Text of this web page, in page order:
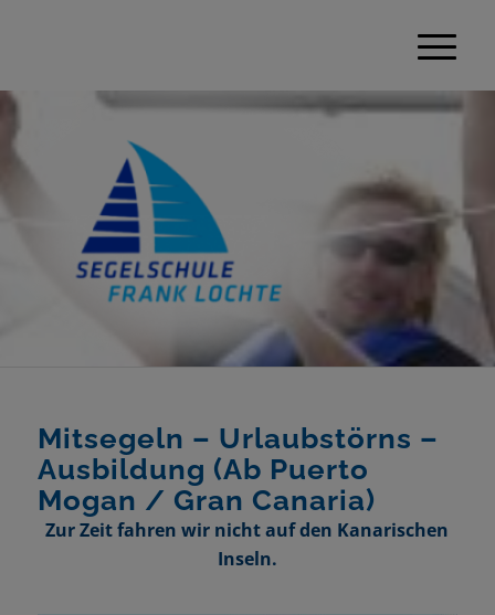
Mitsegeln – Urlaubstörns –
Ausbildung (Ab Puerto
Mogan / Gran Canaria)
Zur Zeit fahren wir nicht auf den Kanarischen
Inseln.